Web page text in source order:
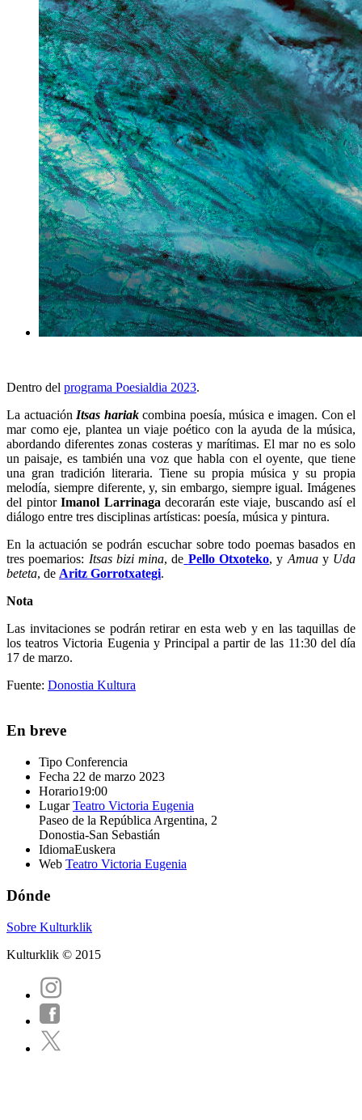
Dentro del programa Poesialdia 2023.
La actuación Itsas hariakcombina poesía, música e imagen. Con el
mar como eje, plantea un viaje poético con la ayuda de la música,
abordando diferentes zonas costeras y marítimas. El mar no es solo
un paisaje, es también una voz que habla con el oyente, que tiene
una gran tradición literaria. Tiene su propia música y su propia
melodía, siempre diferente, y, sin embargo, siempre igual. Imágenes
del pintorImanol Larrinaga decorarán este viaje, buscando así el
diálogo entre tres disciplinas artísticas: poesía, música y pintura.
En la actuación se podrán escuchar sobre todo poemas basados en
tres poemarios: Itsas bizi mina, de Pello Otxoteko, y Amuay Uda
beteta, de Aritz Gorrotxategi.
Nota
Las invitaciones se podrán retirar en esta web y en las taquillas de
los teatros Victoria Eugenia y Principal a partir de las 11:30 del día
17 de marzo.
Fuente: Donostia Kultura
En breve
Tipo Conferencia
Fecha 22 de marzo 2023
Horario19:00
Lugar Teatro Victoria Eugenia
Paseo de la República Argentina, 2
Donostia-San Sebastián
IdiomaEuskera
Web Teatro Victoria Eugenia
Dónde
Sobre Kulturklik
Kulturklik © 2015